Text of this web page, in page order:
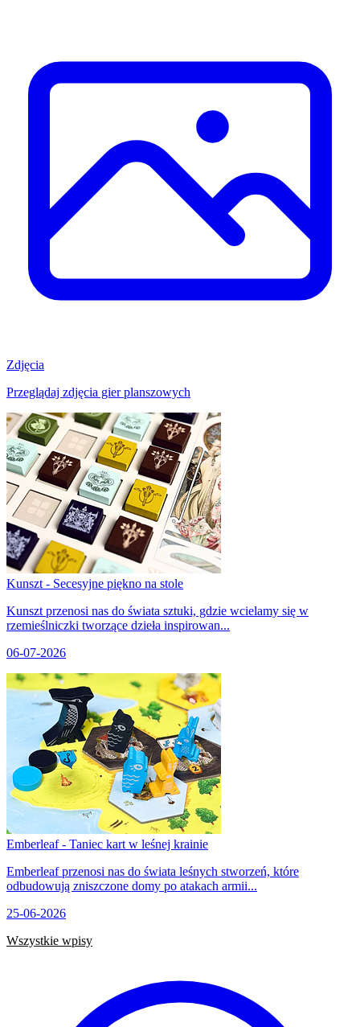
Zdjęcia
Przeglądaj zdjęcia gier planszowych
Kunszt - Secesyjne piękno na stole
Kunszt przenosi nas do świata sztuki, gdzie wcielamy się w
rzemieślniczki tworzące dzieła inspirowan...
06-07-2026
Emberleaf - Taniec kart w leśnej krainie
Emberleaf przenosi nas do świata leśnych stworzeń, które
odbudowują zniszczone domy po atakach armii...
25-06-2026
Wszystkie wpisy